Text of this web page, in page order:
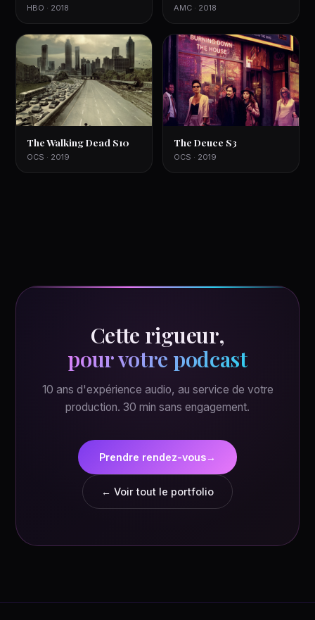
HBO · 2018 AMC · 2018
The Walking Dead S10
OCS · 2019
The Deuce S3
OCS · 2019
Cette rigueur,
pour votre podcast
10 ans d'expérience audio, au service de votre
production. 30 min sans engagement.
Prendre rendez-vous→
← Voir tout le portfolio